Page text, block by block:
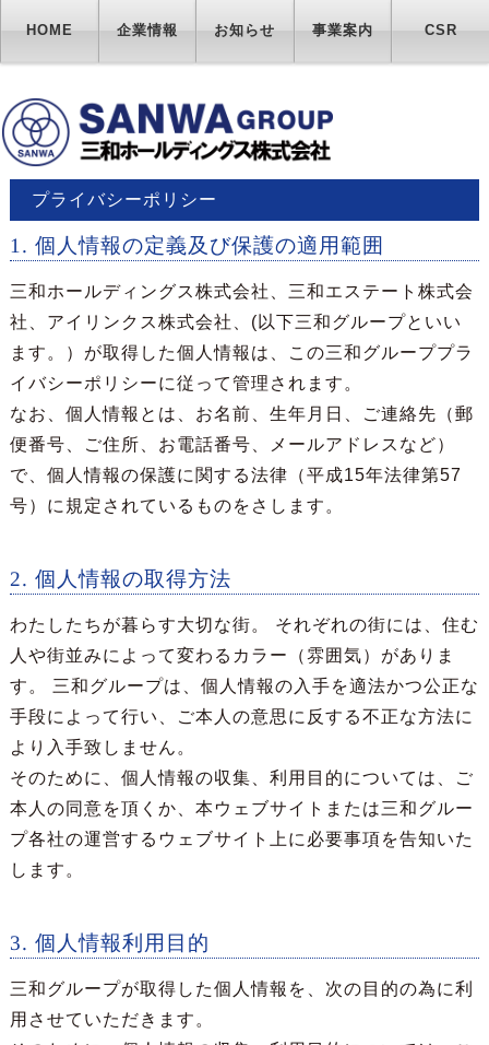
HOME 企業情報 お知らせ 事業案内 CSR
プライバシーポリシー
1. 個人情報の定義及び保護の適用範囲
三和ホールディングス株式会社、三和エステート株式会
社、アイリンクス株式会社、(以下三和グループといい
ます。）が取得した個人情報は、この三和グループプラ
イバシーポリシーに従って管理されます。
なお、個人情報とは、お名前、生年月日、ご連絡先（郵
便番号、ご住所、お電話番号、メールアドレスなど）
で、個人情報の保護に関する法律（平成15年法律第57
号）に規定されているものをさします。
2. 個人情報の取得方法
わたしたちが暮らす大切な街。 それぞれの街には、住む
人や街並みによって変わるカラー（雰囲気）がありま
す。 三和グループは、個人情報の入手を適法かつ公正な
手段によって行い、ご本人の意思に反する不正な方法に
より入手致しません。
そのために、個人情報の収集、利用目的については、ご
本人の同意を頂くか、本ウェブサイトまたは三和グルー
プ各社の運営するウェブサイト上に必要事項を告知いた
します。
3. 個人情報利用目的
三和グループが取得した個人情報を、次の目的の為に利
用させていただきます。